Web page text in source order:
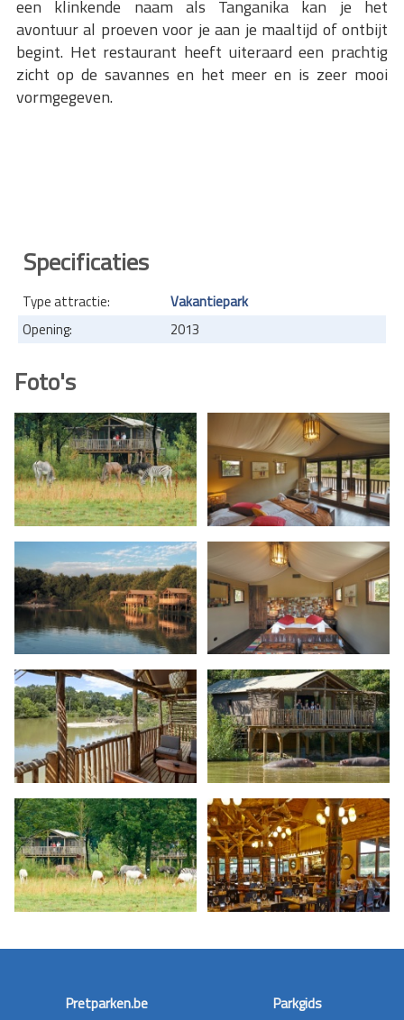
een klinkende naam als Tanganika kan je het
avontuur al proeven voor je aan je maaltijd of ontbijt
begint. Het restaurant heeft uiteraard een prachtig
zicht op de savannes en het meer en is zeer mooi
vormgegeven.
Specificaties
Type attractie:
Vakantiepark
Opening:
2013
Foto's
Pretparken.be
Parkgids